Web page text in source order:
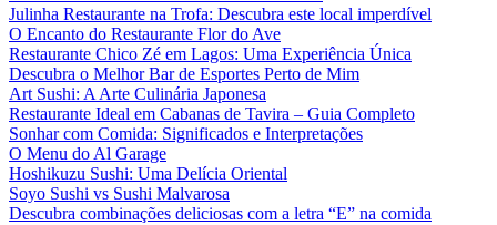
Julinha Restaurante na Trofa: Descubra este local imperdível
O Encanto do Restaurante Flor do Ave
Restaurante Chico Zé em Lagos: Uma Experiência Única
Descubra o Melhor Bar de Esportes Perto de Mim
Art Sushi: A Arte Culinária Japonesa
Restaurante Ideal em Cabanas de Tavira – Guia Completo
Sonhar com Comida: Significados e Interpretações
O Menu do Al Garage
Hoshikuzu Sushi: Uma Delícia Oriental
Soyo Sushi vs Sushi Malvarosa
Descubra combinações deliciosas com a letra “E” na comida